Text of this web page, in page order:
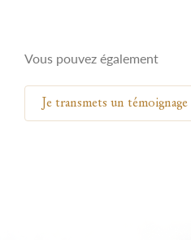
Vous pouvez également
Je transmets un témoignage